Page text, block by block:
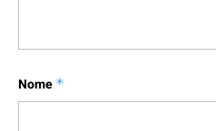
Nome *